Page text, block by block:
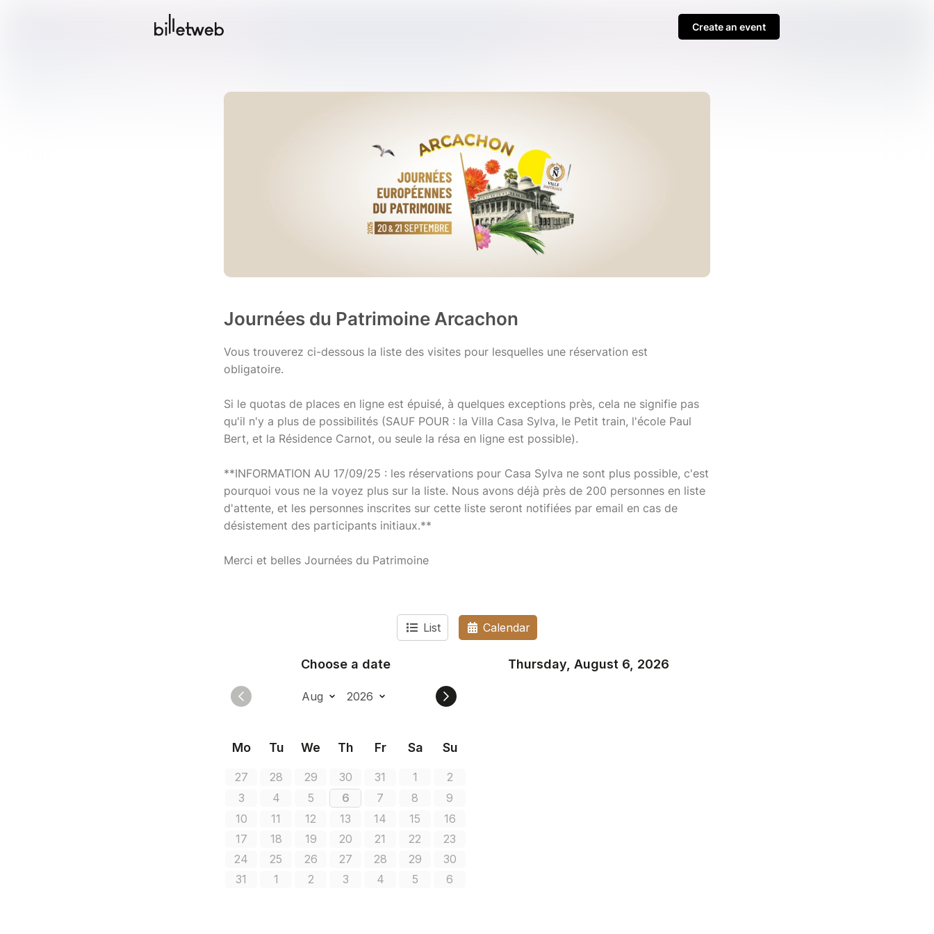
Create an event
Journées du Patrimoine Arcachon
Vous trouverez ci-dessous la liste des visites pour lesquelles une réservation est
obligatoire.
Si le quotas de places en ligne est épuisé, à quelques exceptions près, cela ne signifie pas
qu'il n'y a plus de possibilités (SAUF POUR : la Villa Casa Sylva, le Petit train, l'école Paul
Bert, et la Résidence Carnot, ou seule la résa en ligne est possible).
**INFORMATION AU 17/09/25 : les réservations pour Casa Sylva ne sont plus possible, c'est
pourquoi vous ne la voyez plus sur la liste. Nous avons déjà près de 200 personnes en liste
d'attente, et les personnes inscrites sur cette liste seront notifiées par email en cas de
désistement des participants initiaux.**
Merci et belles Journées du Patrimoine